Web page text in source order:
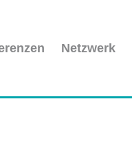
Netzwerk